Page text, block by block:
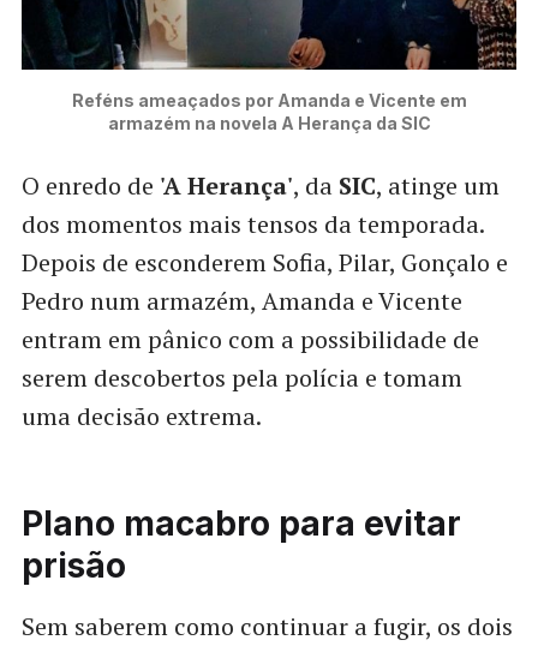
Reféns ameaçados por Amanda e Vicente em
armazém na novela A Herança da SIC
O enredo de 'A Herança', da SIC, atinge um
dos momentos mais tensos da temporada.
Depois de esconderem Sofia, Pilar, Gonçalo e
Pedro num armazém, Amanda e Vicente
entram em pânico com a possibilidade de
serem descobertos pela polícia e tomam
uma decisão extrema.
Plano macabro para evitar
prisão
Sem saberem como continuar a fugir, os dois